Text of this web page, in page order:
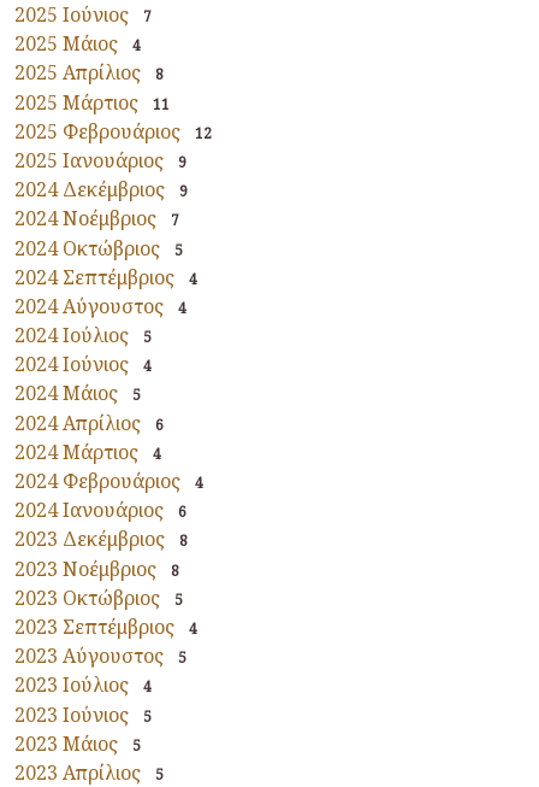
2025 Ιούνιος 7
2025 Μάιος 4
2025 Απρίλιος 8
2025 Μάρτιος 11
2025 Φεβρουάριος 12
2025 Ιανουάριος 9
2024 Δεκέμβριος 9
2024 Νοέμβριος 7
2024 Οκτώβριος 5
2024 Σεπτέμβριος 4
2024 Αύγουστος 4
2024 Ιούλιος 5
2024 Ιούνιος 4
2024 Μάιος 5
2024 Απρίλιος 6
2024 Μάρτιος 4
2024 Φεβρουάριος 4
2024 Ιανουάριος 6
2023 Δεκέμβριος 8
2023 Νοέμβριος 8
2023 Οκτώβριος 5
2023 Σεπτέμβριος 4
2023 Αύγουστος 5
2023 Ιούλιος 4
2023 Ιούνιος 5
2023 Μάιος 5
2023 Απρίλιος 5